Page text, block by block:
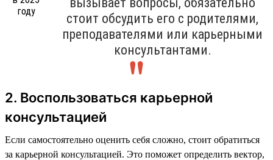
стоит обсудить его с родителями,
преподавателями или карьерными
консультантами.
2. Воспользоваться карьерной
консультацией
Если самостоятельно оценить себя сложно, стоит обратиться
за карьерной консультацией. Это поможет определить вектор,